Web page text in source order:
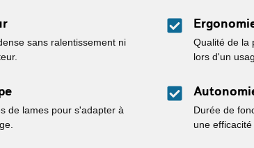
sans ralentissement ni
Qualité de la
lors d'un
de lames pour s'adapter à
Durée de
une